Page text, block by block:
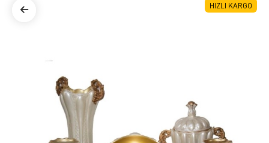
HIZLI KARGO